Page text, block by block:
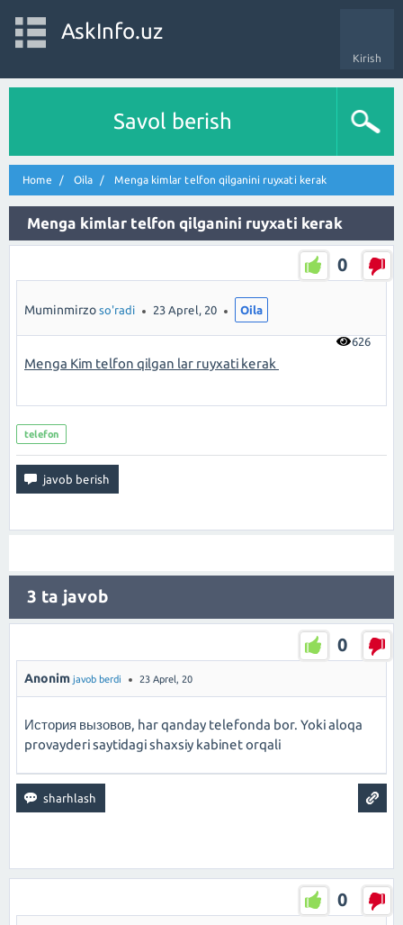
Kirish
AskInfo.uz
Savol berish
Home Oila Menga kimlar telfon qilganini ruyxati kerak
Menga kimlar telfon qilganini ruyxati kerak
0
626
Muminmirzo so'radi 23 Aprel, 20 Oila
Menga Kim telfon qilgan lar ruyxati kerak
telefon
3 ta javob
0
Anonim javob berdi 23 Aprel, 20
История вызовов, har qanday telefonda bor. Yoki aloqa
provayderi saytidagi shaxsiy kabinet orqali
0